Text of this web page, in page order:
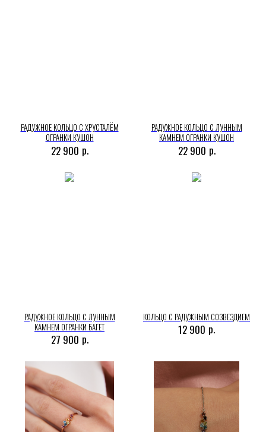
РАДУЖНОЕ КОЛЬЦО С ХРУСТАЛЁМ
ОГРАНКИ КУШОН
22 900 р.
РАДУЖНОЕ КОЛЬЦО С ЛУННЫМ
КАМНЕМ ОГРАНКИ КУШОН
22 900 р.
РАДУЖНОЕ КОЛЬЦО С ЛУННЫМ
КАМНЕМ ОГРАНКИ БАГЕТ
27 900 р.
КОЛЬЦО С РАДУЖНЫМ СОЗВЕЗДИЕМ
12 900 р.